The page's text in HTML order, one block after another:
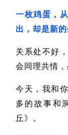
一枚鸡蛋，
出，却是新的
关系处不好
会同理共情
今天，我和
多的故事和
丘》。